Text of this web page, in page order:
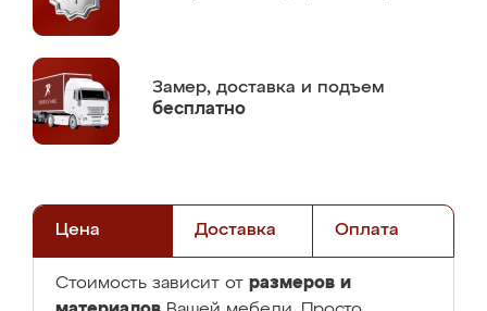
Замер, доставка и подъем
бесплатно
Цена Доставка Оплата
Стоимость зависит от размеров и